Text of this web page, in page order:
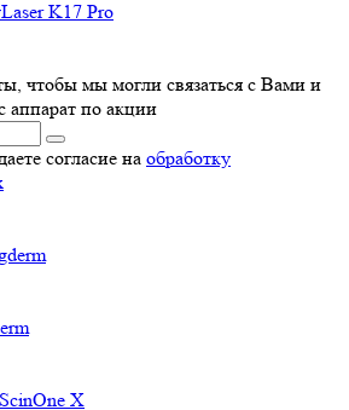
чтобы мы могли связаться с Вами и
аппарат по акции
согласие на обработку